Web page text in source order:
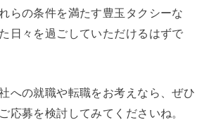
らの条件を満たす豊玉タクシーな
日々を過ごしていただけるはずで
への就職や転職をお考えなら、ぜひ
応募を検討してみてくださいね。